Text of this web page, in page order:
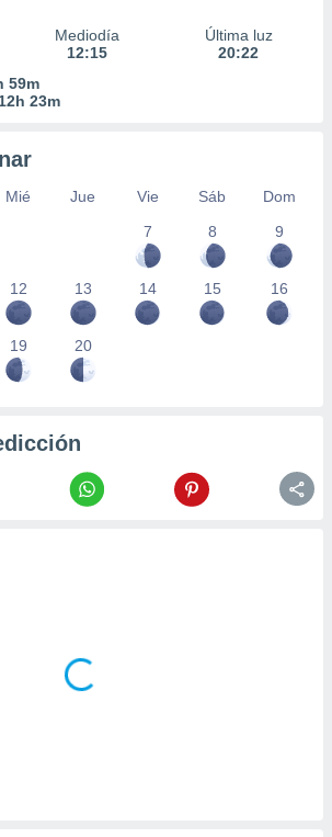
Mediodía
12:15
Última luz
20:22
59m
12h 23m
Mié Jue Vie Sáb
Dom
7
8 9
12 13 14 15 16
19 20